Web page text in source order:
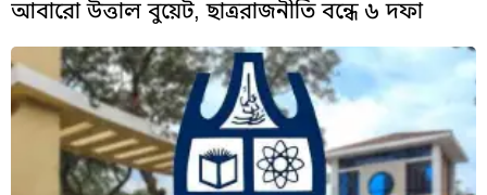
আবারো উত্তাল বুয়েট, ছাত্ররাজনীতি বন্ধে ৬ দফা